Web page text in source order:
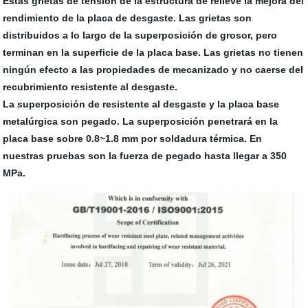
rendimiento de la placa de desgaste. Las grietas son
distribuidos a lo largo de la superposición de grosor, pero
terminan en la superficie de la placa base. Las grietas no tienen
ningún efecto a las propiedades de mecanizado y no caerse del
recubrimiento resistente al desgaste.
La superposición de resistente al desgaste y la placa base
metalúrgica son pegado. La superposición penetrará en la
placa base sobre 0.8~1.8 mm por soldadura térmica. En
nuestras pruebas son la fuerza de pegado hasta llegar a 350
MPa.